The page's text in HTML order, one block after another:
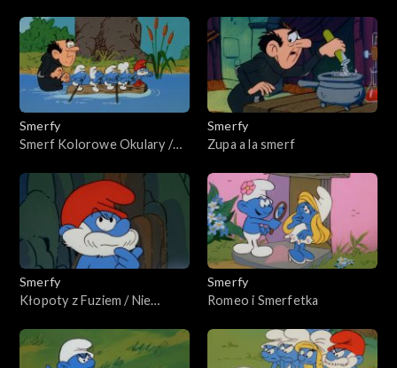
Smerfy
Smerf Kolorowe Okulary /
Smerfy
Zupa a la smerf
Smerfy
Kłopoty z Fuziem / Nie
świeci
Smerfy
Romeo i Smerfetka